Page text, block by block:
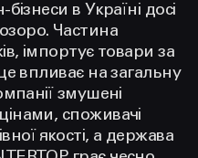
в Україні досі
Частина
імпортує товари за
впливає на загальну
змушені
споживачі
якості, а держава